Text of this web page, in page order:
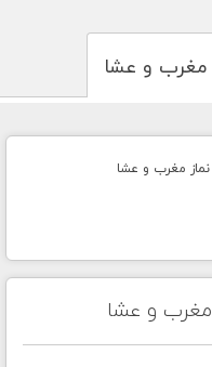
مغرب و عشا
مغرب و عشا